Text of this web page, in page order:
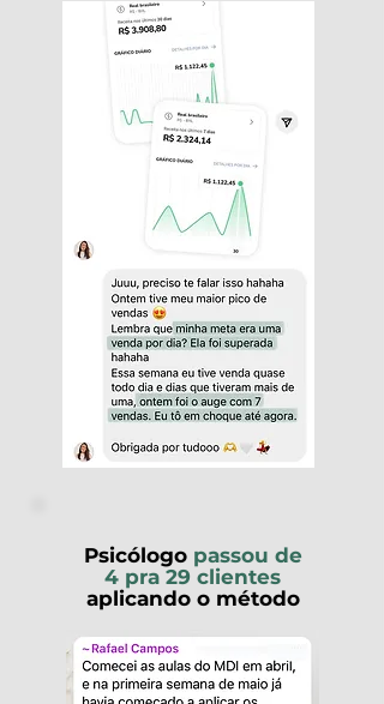
Psicólogo passou de
4 pra 29 clientes
aplicando o método